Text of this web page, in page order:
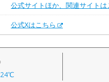
公式サイトほか、関連サイトは
公式Xはこちら
24℃